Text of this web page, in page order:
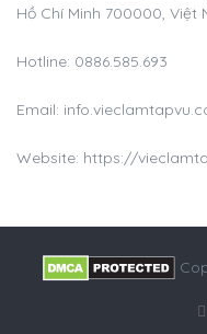
Hồ Chí Minh 700000, Việt
Hotline: 0886.585.693
Email:
Website: https://